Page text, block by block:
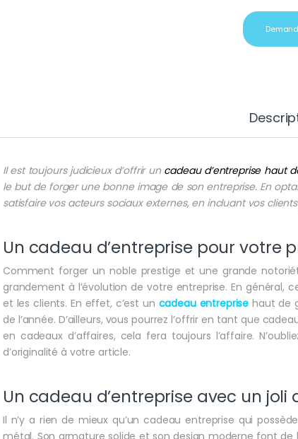
Il est toujours judicieux d’offrir un cadeau d’entreprise haut
le but de forger une bonne image de son entreprise. En
satisfaire vos acteurs sociaux externes, en incluant vos
Un cadeau d’entreprise pour votre
Comment forger un noble prestige et une grande
grandement à l’évolution de votre entreprise. En général,
et les clients. En effet, c’est un cadeau entreprise haut de
de l’année. D’ailleurs, vous pourrez l’offrir en tant que
en cadeaux d’affaires, cela fera toujours l’affaire.
d’originalité à votre article.
Un cadeau d’entreprise avec un joli
Il n’y a rien de mieux qu’un cadeau entreprise qui
métal. Son armature solide et son design moderne font